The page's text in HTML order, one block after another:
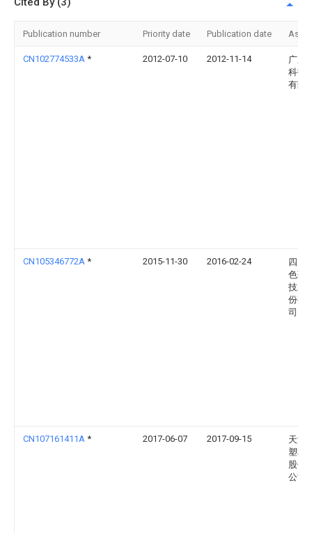
Publication number Priority date Publication date
CN102774533A * 2012-07-10 2012-11-14
广东
科技
有限
CN105346772A * 2015-11-30 2016-02-24
四川
色药
技发
份有
司
CN107161411A * 2017-06-07 2017-09-15
天津
塑料
股份
公司